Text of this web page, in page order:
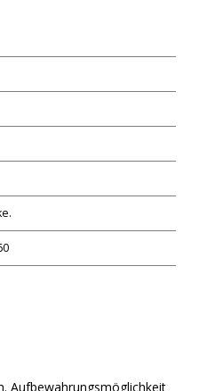
Aufbewahrungsmöglichkeit